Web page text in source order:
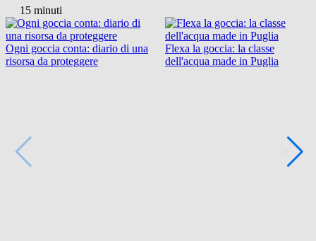
15 minuti
Ogni goccia conta: diario di una
risorsa da proteggere
Flexa la goccia: la classe
dell'acqua made in Puglia